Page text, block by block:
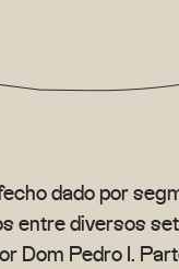
dado por
entre diversos
Dom Pedro I.